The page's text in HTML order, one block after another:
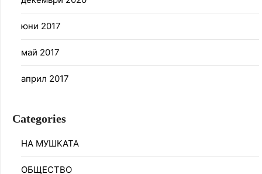
юни 2017
май 2017
април 2017
Categories
НА МУШКАТА
ОБЩЕСТВО